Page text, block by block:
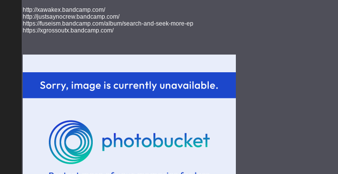
http://xawakex.bandcamp.com/
http://justsaynocrew.bandcamp.com/
https://fuseism.bandcamp.com/album/search-and-seek-more-ep
https://xgrossoutx.bandcamp.com/